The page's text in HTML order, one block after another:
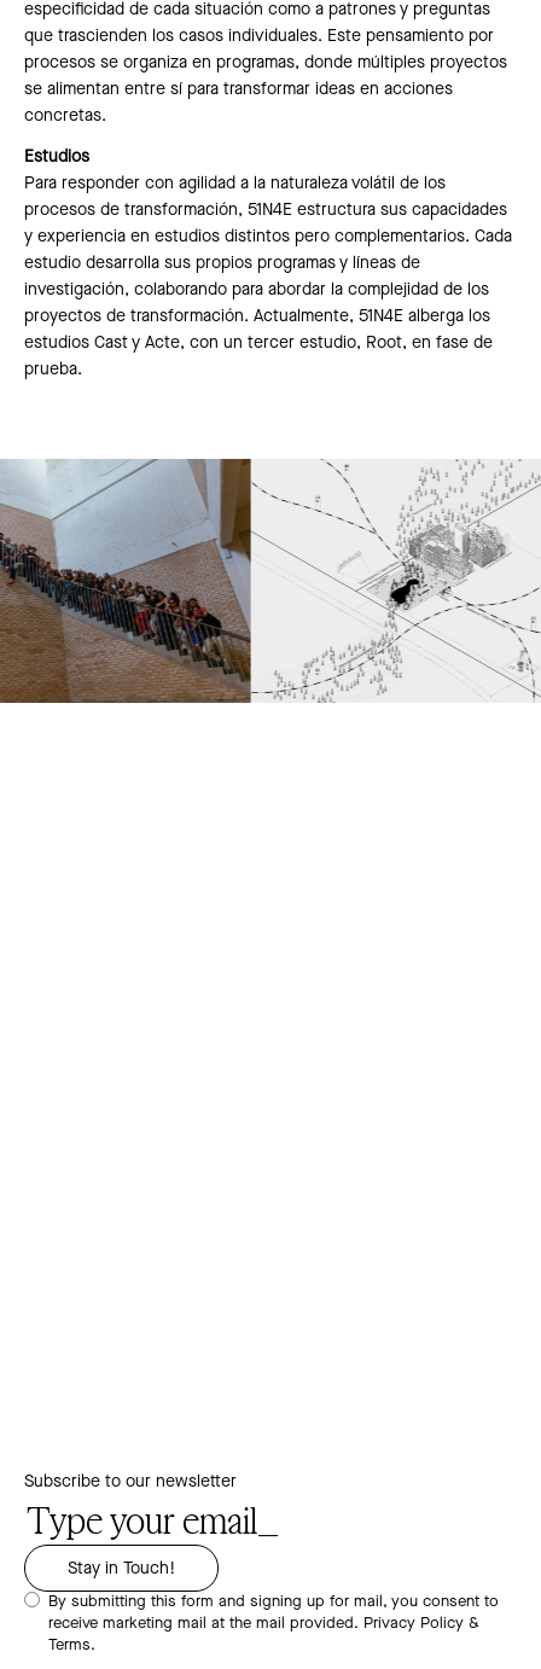
especificidad de cada situación como a patrones y preguntas
que trascienden los casos individuales. Este pensamiento por
procesos se organiza en programas, donde múltiples proyectos
se alimentan entre sí para transformar ideas en acciones
concretas.
Estudios
Para responder con agilidad a la naturaleza volátil de los
procesos de transformación, 51N4E estructura sus capacidades
y experiencia en estudios distintos pero complementarios. Cada
estudio desarrolla sus propios programas y líneas de
investigación, colaborando para abordar la complejidad de los
proyectos de transformación. Actualmente, 51N4E alberga los
estudios Cast y Acte, con un tercer estudio, Root, en fase de
prueba.
Subscribe to our newsletter
By submitting this form and signing up for mail, you consent to
receive marketing mail at the mail provided. Privacy Policy &
Terms.